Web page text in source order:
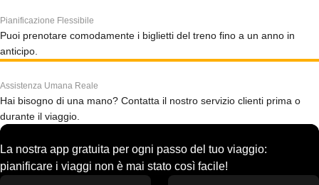
Pianificazione Flessibile
Puoi prenotare comodamente i biglietti del treno fino a un anno in
anticipo.
Assistenza Umana Reale
Hai bisogno di una mano? Contatta il nostro servizio clienti prima o
durante il viaggio.
La nostra app gratuita per ogni passo del tuo viaggio:
pianificare i viaggi non è mai stato così facile!